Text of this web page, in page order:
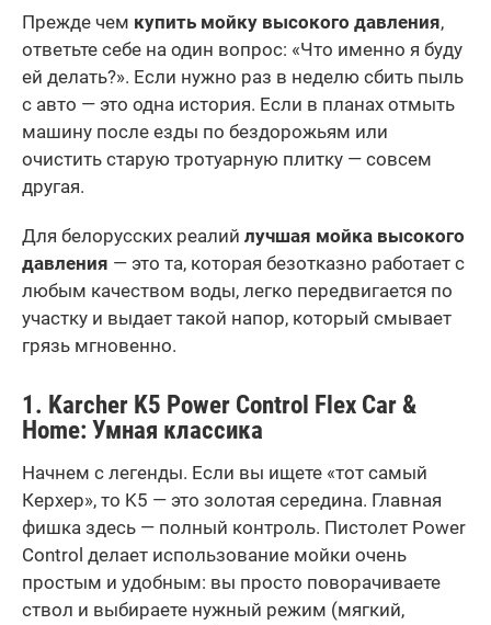
Прежде чем купить мойку высокого давления,
ответьте себе на один вопрос: «Что именно я буду
ей делать?». Если нужно раз в неделю сбить пыль
с авто — это одна история. Если в планах отмыть
машину после езды по бездорожьям или
очистить старую тротуарную плитку — совсем
другая.
Для белорусских реалий лучшая мойка высокого
давления — это та, которая безотказно работает с
любым качеством воды, легко передвигается по
участку и выдает такой напор, который смывает
грязь мгновенно.
1. Karcher K5 Power Control Flex Car &
Home: Умная классика
Начнем с легенды. Если вы ищете «тот самый
Керхер», то K5 — это золотая середина. Главная
фишка здесь — полный контроль. Пистолет Power
Control делает использование мойки очень
простым и удобным: вы просто поворачиваете
ствол и выбираете нужный режим (мягкий,